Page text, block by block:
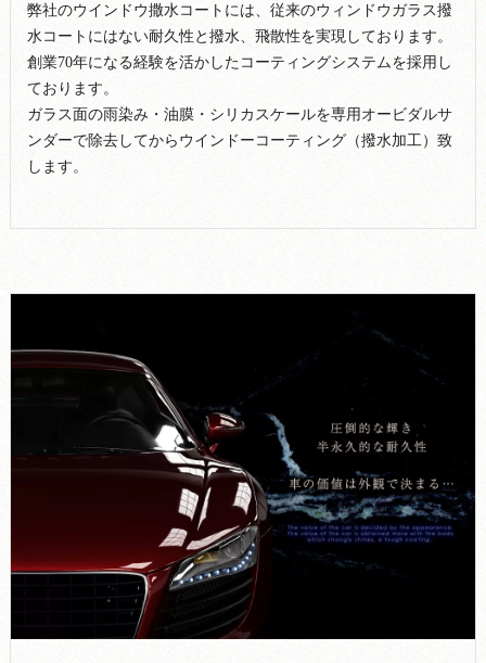
弊社のウインドウ撒水コートには、従来のウィンドウガラス撥
水コートにはない耐久性と撥水、飛散性を実現しております。
創業70年になる経験を活かしたコーティングシステムを採用し
ております。
ガラス面の雨染み・油膜・シリカスケールを専用オービダルサ
ンダーで除去してからウインドーコーティング（撥水加工）致
します。